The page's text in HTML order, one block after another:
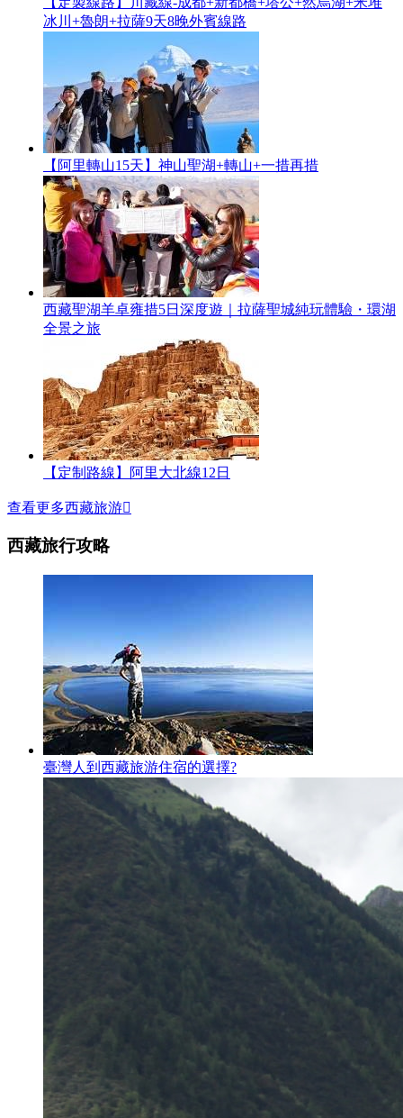
冰川+魯朗+拉薩9天8晚外賓線路
【阿里轉山15天】神山聖湖+轉山+一措再措
西藏聖湖羊卓雍措5日深度遊｜拉薩聖城純玩體驗・環湖
全景之旅
【定制路線】阿里大北線12日
查看更多西藏旅游
西藏旅行攻略
臺灣人到西藏旅游住宿的選擇?